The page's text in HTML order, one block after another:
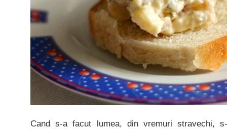
Cand s-a facut lumea, din vremuri stravechi,